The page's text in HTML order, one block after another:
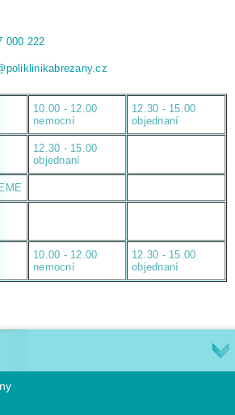
000 222
10.00 - 12.00
nemocní
12.30 - 15.00
objednaní
12.30 - 15.00
objednaní
10.00 - 12.00
nemocní
12.30 - 15.00
objednaní